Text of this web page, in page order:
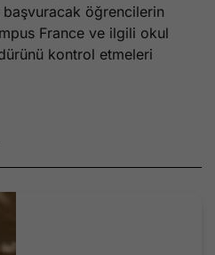
öğrencilerin
France ve ilgili okul
kontrol etmeleri